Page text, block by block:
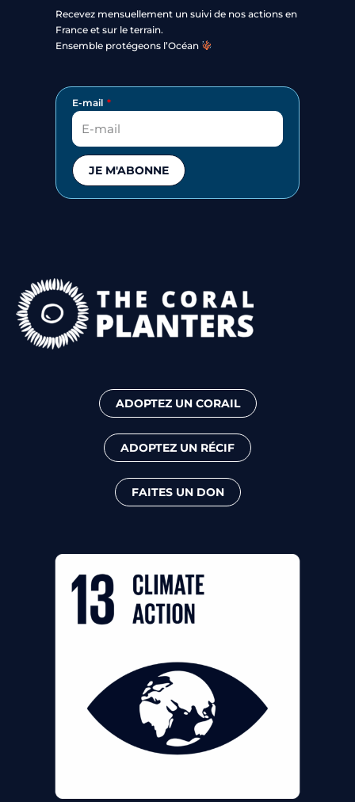
Recevez mensuellement un suivi de nos actions en
France et sur le terrain.
Ensemble protégeons l’Océan
E-mail
JE M'ABONNE
ADOPTEZ UN CORAIL
ADOPTEZ UN RÉCIF
FAITES UN DON